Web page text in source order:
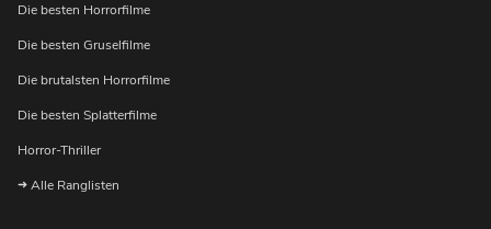
Die besten Horrorfilme
Die besten Gruselfilme
Die brutalsten Horrorfilme
Die besten Splatterfilme
Horror-Thriller
Alle Ranglisten